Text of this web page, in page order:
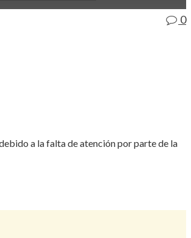
0
a la falta de atención por parte de la